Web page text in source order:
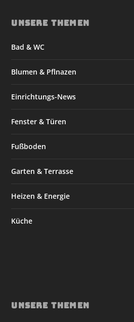
UNSERE THEMEN
Bad & WC
Blumen & Pflnazen
Einrichtungs-News
Fenster & Türen
Fußboden
Garten & Terrasse
Heizen & Energie
Küche
UNSERE THEMEN